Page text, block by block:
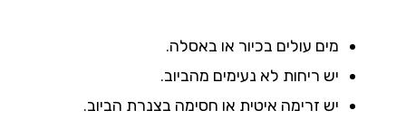
מים עולים בכיור או באסלה.
יש ריחות לא נעימים מהביוב.
יש זרימה איטית או חסימה בצנרת הביוב.